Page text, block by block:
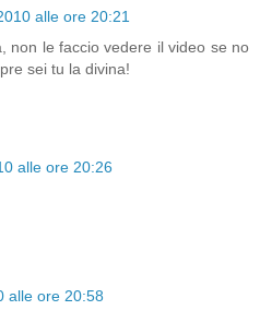
alle ore 20:21
non le faccio vedere il video se no
sei tu la divina!
alle ore 20:26
alle ore 20:58